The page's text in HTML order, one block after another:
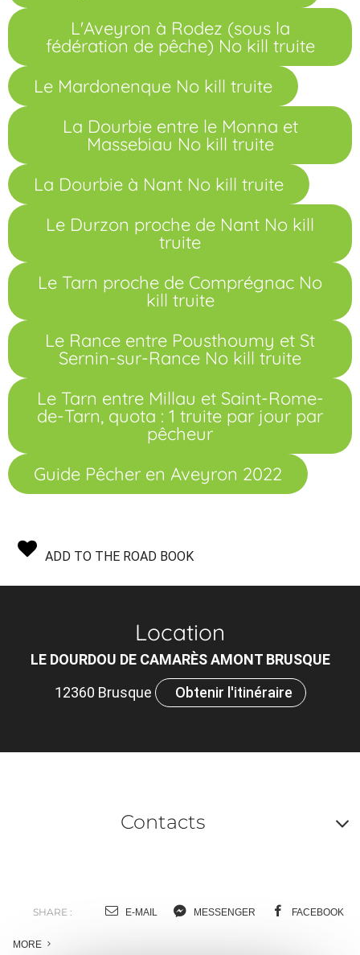
L'Aveyron à Rodez (sous la
fédération de pêche) No kill truite
Le Mardonenque No kill truite
La Dourbie entre le Monna et
Massebiau No kill truite
La Dourbie à Nant No kill truite
Le Durzon proche de Nant No kill
truite
Le Tarn proche de Comprégnac No
kill truite
Le Rance entre Pousthoumy et St
Sernin-sur-Rance No kill truite
Le Tarn entre Millau et Saint-Rome-
de-Tarn, quota : 1 truite par jour par
pêcheur
Guide Pêcher en Aveyron 2022
ADD TO THE ROAD BOOK
Location
LE DOURDOU DE CAMARÈS AMONT BRUSQUE
12360 Brusque
Obtenir l'itinéraire
Contacts
SHARE : E-MAIL MESSENGER FACEBOOK
MORE